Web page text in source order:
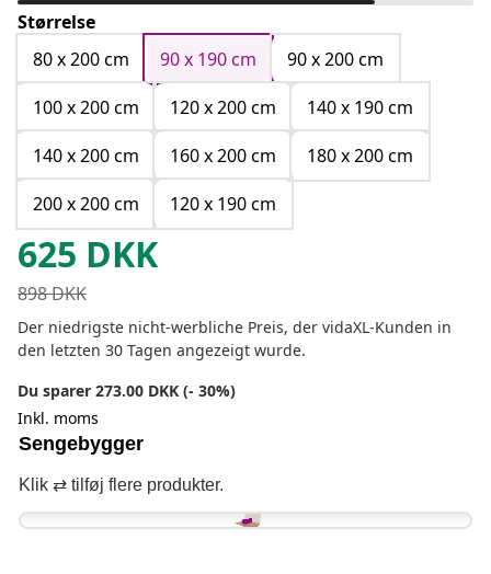
Størrelse
80 x 200 cm
90 x 190 cm
90 x 200 cm
100 x 200 cm
120 x 200 cm
140 x 190 cm
140 x 200 cm
160 x 200 cm
180 x 200 cm
200 x 200 cm
120 x 190 cm
625 DKK
898DKK
Der niedrigste nicht-werbliche Preis, der vidaXL-Kunden in
den letzten 30 Tagen angezeigt wurde.
Du sparer 273.00 DKK (- 30%)
Inkl. moms